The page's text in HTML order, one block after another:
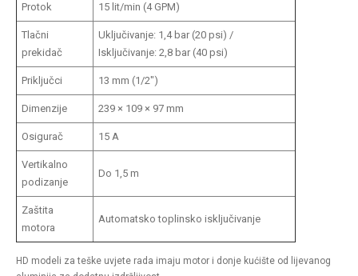
Protok 15 lit/min (4 GPM)
Tlačni
prekidač
Uključivanje: 1,4 bar (20 psi) /
Isključivanje: 2,8 bar (40 psi)
Priključci 13 mm (1/2")
Dimenzije 239 × 109 × 97 mm
Osigurač 15 A
Vertikalno
podizanje
Do 1,5 m
Zaštita
motora
Automatsko toplinsko isključivanje
HD modeli za teške uvjete rada imaju motor i donje kućište od lijevanog